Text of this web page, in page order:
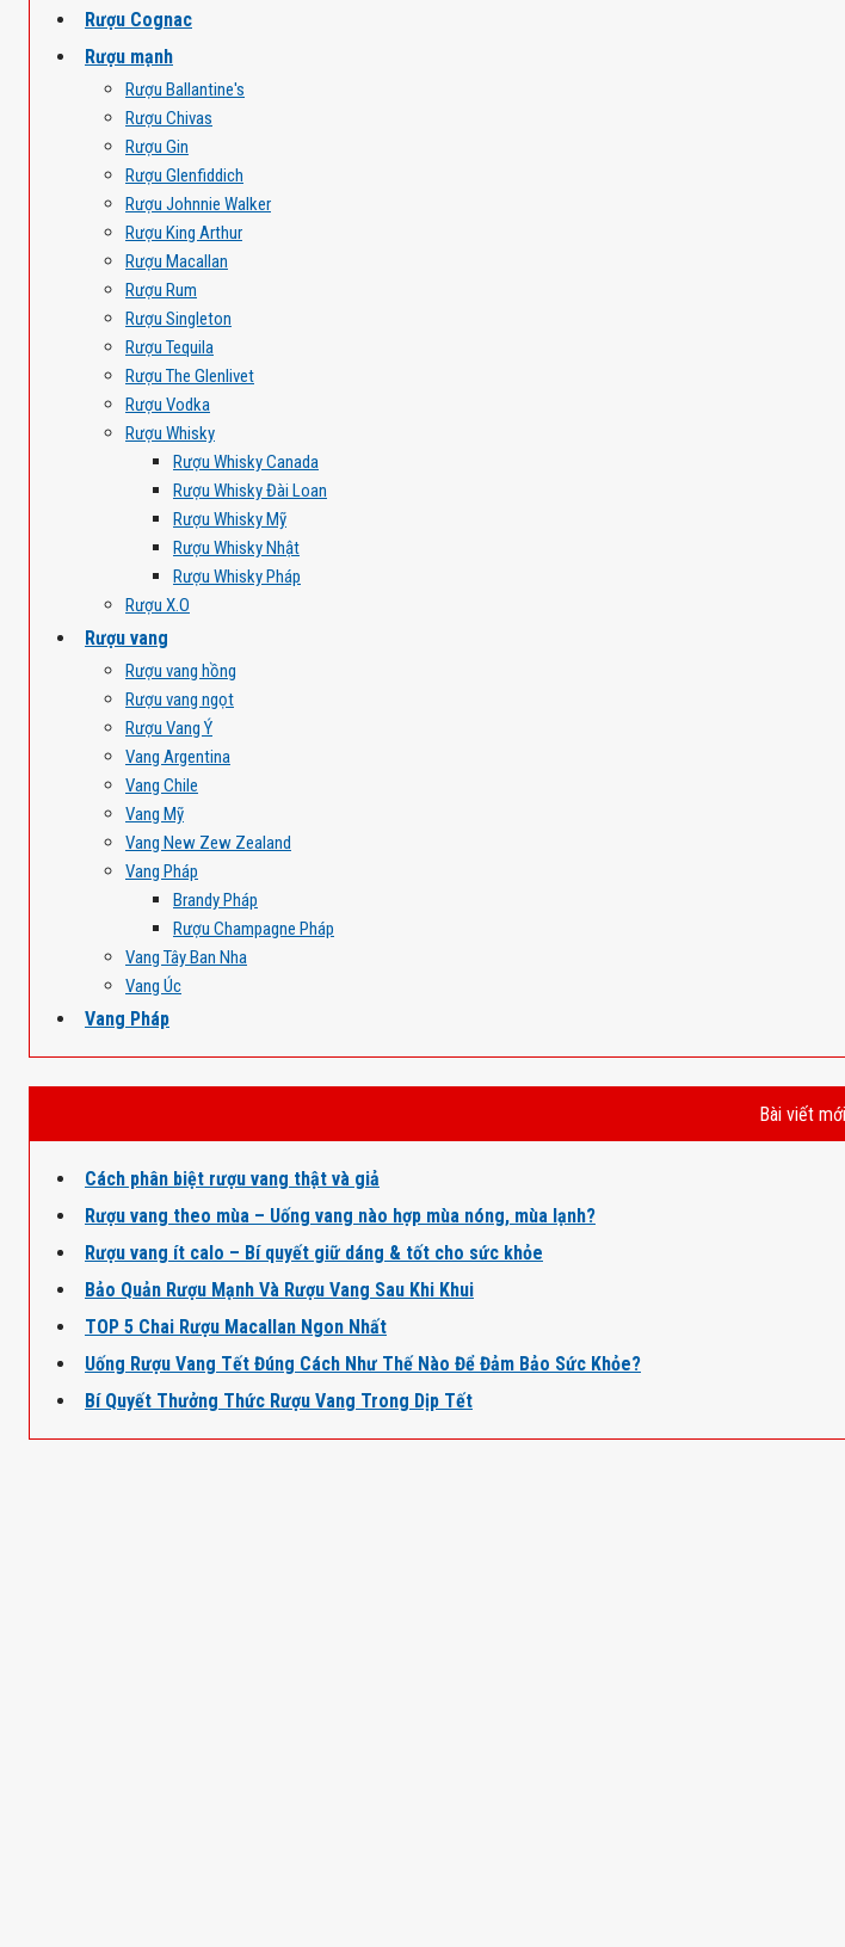
Rượu Cognac
Rượu mạnh
Rượu Ballantine's
Rượu Chivas
Rượu Gin
Rượu Glenfiddich
Rượu Johnnie Walker
Rượu King Arthur
Rượu Macallan
Rượu Rum
Rượu Singleton
Rượu Tequila
Rượu The Glenlivet
Rượu Vodka
Rượu Whisky
Rượu Whisky Canada
Rượu Whisky Đài Loan
Rượu Whisky Mỹ
Rượu Whisky Nhật
Rượu Whisky Pháp
Rượu X.O
Rượu vang
Rượu vang hồng
Rượu vang ngọt
Rượu Vang Ý
Vang Argentina
Vang Chile
Vang Mỹ
Vang New Zew Zealand
Vang Pháp
Brandy Pháp
Rượu Champagne Pháp
Vang Tây Ban Nha
Vang Úc
Vang Pháp
Bài viết mới
Cách phân biệt rượu vang thật và giả
Rượu vang theo mùa – Uống vang nào hợp mùa nóng, mùa lạnh?
Rượu vang ít calo – Bí quyết giữ dáng & tốt cho sức khỏe
Bảo Quản Rượu Mạnh Và Rượu Vang Sau Khi Khui
TOP 5 Chai Rượu Macallan Ngon Nhất
Uống Rượu Vang Tết Đúng Cách Như Thế Nào Để Đảm Bảo Sức Khỏe?
Bí Quyết Thưởng Thức Rượu Vang Trong Dịp Tết